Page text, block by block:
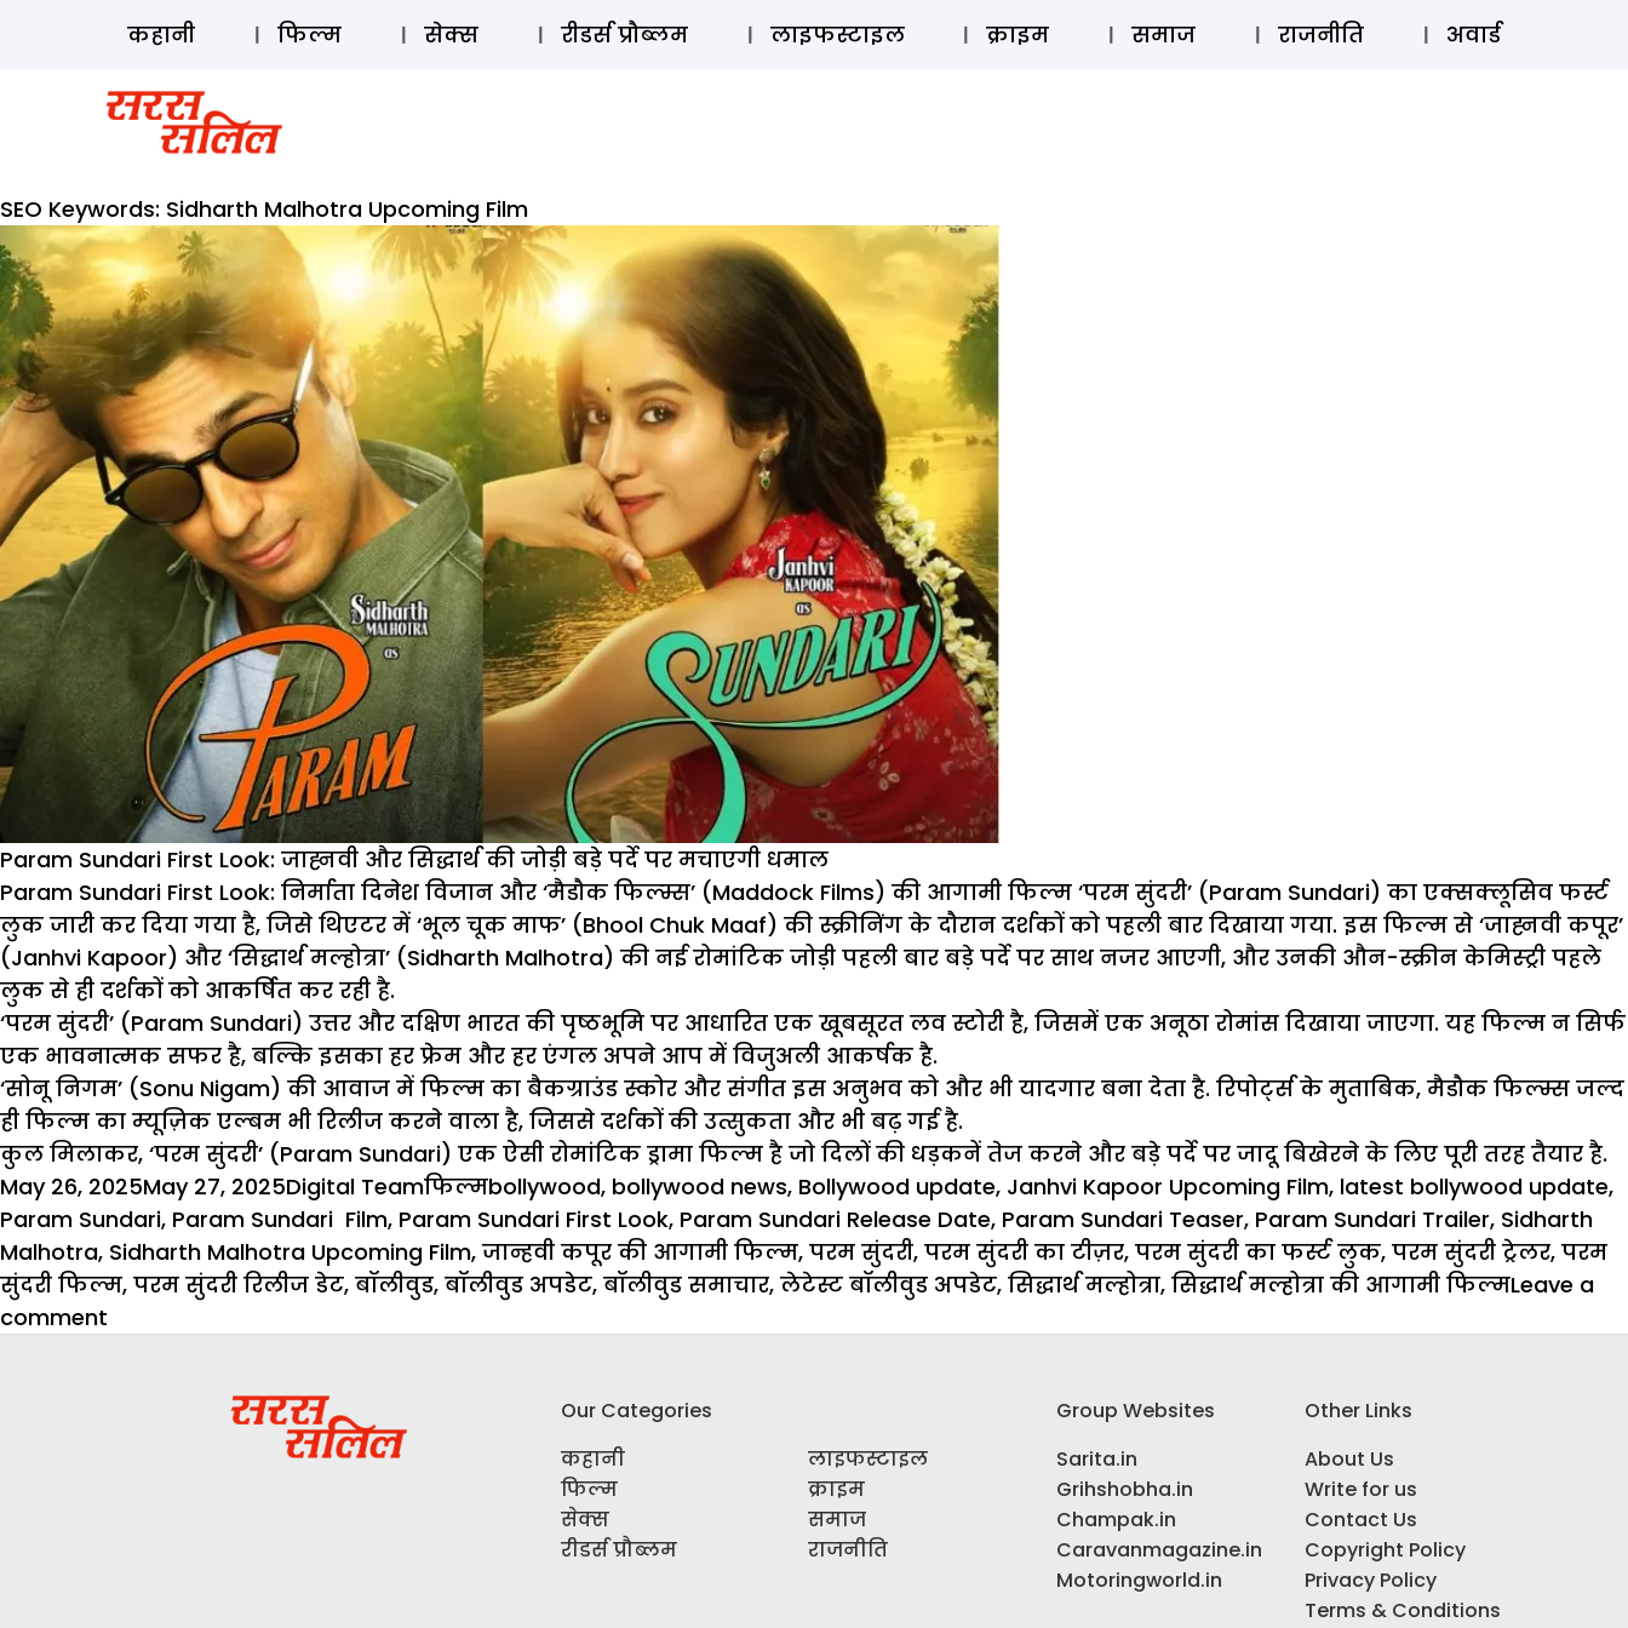
ऑडियो स्टोरी लॉग इन ⚲ SUBSCRIBE
कहानी फिल्म सेक्स रीडर्स प्रौब्लम लाइफस्टाइल क्राइम समाज राजनीति अवार्ड
SEO Keywords: Sidharth Malhotra Upcoming Film
Param Sundari First Look: जाह्नवी और सिद्धार्थ की जोड़ी बड़े पर्दे पर मचाएगी धमाल
Param Sundari First Look: निर्माता दिनेश विजान और ‘मैडौक फिल्म्स’ (Maddock Films) की आगामी फिल्म ‘परम सुंदरी’ (Param Sundari) का एक्सक्लूसिव फर्स्ट
लुक जारी कर दिया गया है, जिसे थिएटर में ‘भूल चूक माफ’ (Bhool Chuk Maaf) की स्क्रीनिंग के दौरान दर्शकों को पहली बार दिखाया गया. इस फिल्म से ‘जाह्नवी कपूर’
(Janhvi Kapoor) और ‘सिद्धार्थ मल्होत्रा’ (Sidharth Malhotra) की नई रोमांटिक जोड़ी पहली बार बड़े पर्दे पर साथ नजर आएगी, और उनकी औन-स्क्रीन केमिस्ट्री पहले
लुक से ही दर्शकों को आकर्षित कर रही है.
‘परम सुंदरी’ (Param Sundari) उत्तर और दक्षिण भारत की पृष्ठभूमि पर आधारित एक खूबसूरत लव स्टोरी है, जिसमें एक अनूठा रोमांस दिखाया जाएगा. यह फिल्म न सिर्फ
एक भावनात्मक सफर है, बल्कि इसका हर फ्रेम और हर एंगल अपने आप में विजुअली आकर्षक है.
‘सोनू निगम’ (Sonu Nigam) की आवाज में फिल्म का बैकग्राउंड स्कोर और संगीत इस अनुभव को और भी यादगार बना देता है. रिपोर्ट्स के मुताबिक, मैडौक फिल्म्स जल्द
ही फिल्म का म्यूज़िक एल्बम भी रिलीज करने वाला है, जिससे दर्शकों की उत्सुकता और भी बढ़ गई है.
कुल मिलाकर, ‘परम सुंदरी’ (Param Sundari) एक ऐसी रोमांटिक ड्रामा फिल्म है जो दिलों की धड़कनें तेज करने और बड़े पर्दे पर जादू बिखेरने के लिए पूरी तरह तैयार है.
Posted
on
May 26, 2025May 27, 2025Author
Digital TeamCategories
फिल्मTags
bollywood, bollywood news, Bollywood update, Janhvi Kapoor Upcoming Film, latest bollywood update,
Param Sundari, Param Sundari Film, Param Sundari First Look, Param Sundari Release Date, Param Sundari Teaser, Param Sundari Trailer, Sidharth
Malhotra, Sidharth Malhotra Upcoming Film, जान्हवी कपूर की आगामी फिल्म, परम सुंदरी, परम सुंदरी का टीज़र, परम सुंदरी का फर्स्ट लुक, परम सुंदरी ट्रेलर, परम
सुंदरी फिल्म, परम सुंदरी रिलीज डेट, बॉलीवुड, बॉलीवुड अपडेट, बॉलीवुड समाचार, लेटेस्ट बॉलीवुड अपडेट, सिद्धार्थ मल्होत्रा, सिद्धार्थ मल्होत्रा ​​की आगामी फिल्मLeave a
comment
Our Categories
कहानी
फिल्म
सेक्स
रीडर्स प्रौब्लम
लाइफस्टाइल
क्राइम
समाज
राजनीति
Group Websites
Sarita.in
Grihshobha.in
Champak.in
Caravanmagazine.in
Motoringworld.in
Other Links
About Us
Write for us
Contact Us
Copyright Policy
Privacy Policy
Terms & Conditions